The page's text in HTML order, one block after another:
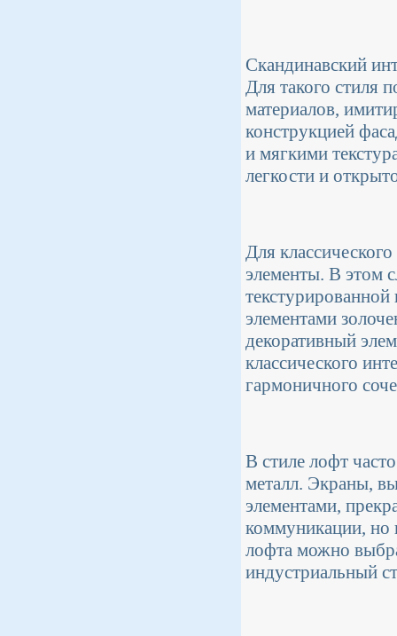
Скандинавский
Для такого стиля
материалов,
конструкцией
и мягкими
легкости и
Для
элементы. В этом
элементами
декоративный
классического
гармоничного
В стиле лофт
металл. Экраны,
элементами,
коммуникации, но
лофта можно
индустриальный